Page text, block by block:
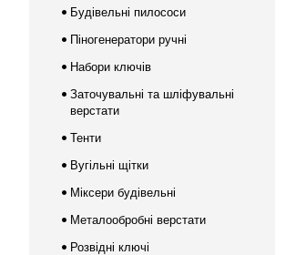
Будівельні пилососи
Піногенератори ручні
Набори ключів
Заточувальні та шліфувальні
верстати
Тенти
Вугільні щітки
Міксери будівельні
Металообробні верстати
Розвідні ключі